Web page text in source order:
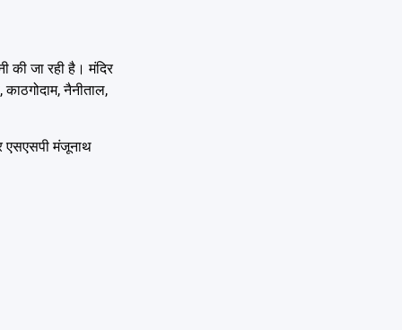
की जा रही है। मंदिर
नैनीताल,
एसएसपी मंजूनाथ